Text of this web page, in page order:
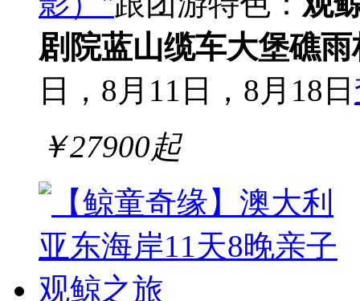
剧院蓝山缆车大堡礁雨
日，8月11日，8月18日
￥27900起